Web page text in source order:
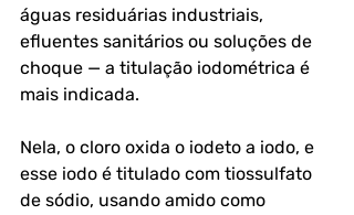
águas residuárias industriais,
efluentes sanitários ou soluções de
choque — a titulação iodométrica é
mais indicada.
Nela, o cloro oxida o iodeto a iodo, e
esse iodo é titulado com tiossulfato
de sódio, usando amido como